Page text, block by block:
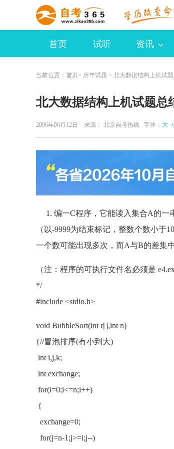
首页 试听 资讯
当前位置： 首页> 历年试题 > 北大数据结构上机试题
北大数据结构上机试题总
2006年06月12日 来源： 北京自考热线 字体： 大
1. 编一C程序，它能读入集合A的一
（以-9999为结束标记，整数个数小
一个数可能出现多次，而A与B的差集
（注：程序的可执行文件名必须是
*/
#include <stdio.h>
void BubbleSort(int r[],int n)
{//冒泡排序(有小到大)
int i,j,k;
int exchange;
for(i=0;i<=n;i++)
{
exchange=0;
for(j=n-1;j>=i;j--)